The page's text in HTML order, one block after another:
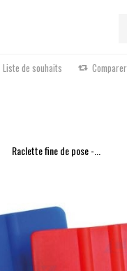
Liste de souhaits Comparer
Raclette fine de pose -...